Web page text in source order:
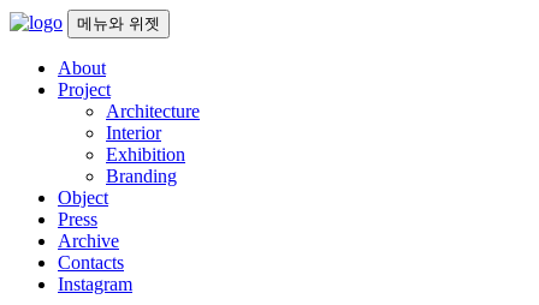
컨
메뉴와 위젯
About
Project
Architecture
Interior
Exhibition
Branding
Object
Press
Archive
Contacts
Instagram